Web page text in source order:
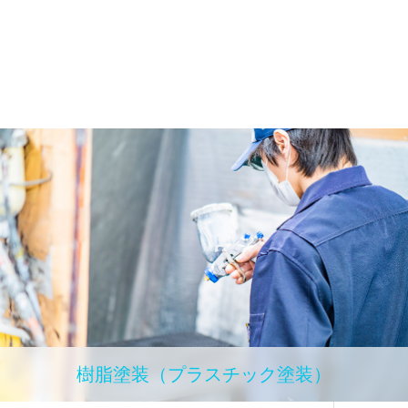
樹脂塗装（プラスチック塗装）